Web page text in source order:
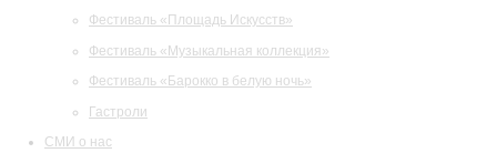
Фестиваль «Площадь Искусств»
Фестиваль «Музыкальная коллекция»
Фестиваль «Барокко в белую ночь»
Гастроли
СМИ о нас